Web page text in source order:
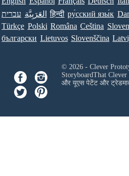
עברית العَرَبِيَّة हिन्दी ру́сский язы́к
Türkçe Polski Româna Ceština
български Lietuvos Slovenščina
© 2026 - Clever
StoryboardThat
और यूएस पेटेंट और